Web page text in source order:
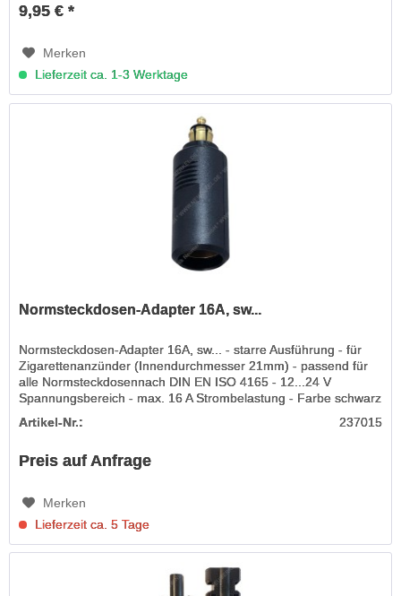
9,95 € *
Merken
Lieferzeit ca. 1-3 Werktage
Normsteckdosen-Adapter 16A, sw...
Normsteckdosen-Adapter 16A, sw... - starre Ausführung - für
Zigarettenanzünder (Innendurchmesser 21mm) - passend für
alle Normsteckdosennach DIN EN ISO 4165 - 12...24 V
Spannungsbereich - max. 16 A Strombelastung - Farbe schwarz
Artikel-Nr.: 237015
Preis auf Anfrage
Merken
Lieferzeit ca. 5 Tage